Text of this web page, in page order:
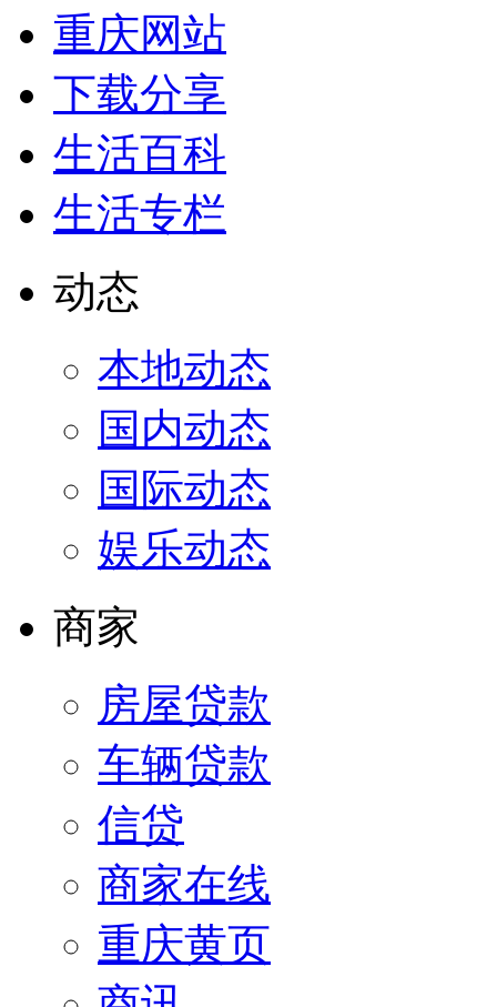
重庆网站
下载分享
生活百科
生活专栏
动态
本地动态
国内动态
国际动态
娱乐动态
商家
房屋贷款
车辆贷款
信贷
商家在线
重庆黄页